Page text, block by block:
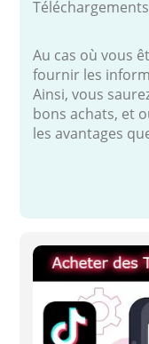
Au cas où vous
fournir les
Ainsi, vous
bons achats, et
les avantages